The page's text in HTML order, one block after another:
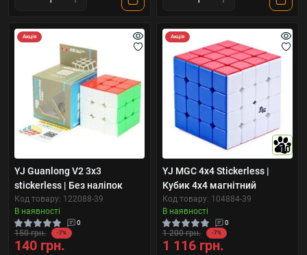
Акція
YJ Guanlong V2 3x3
stickerless | Без наліпок
Код товару: 122088-39
В наявності
0
150 грн. -7%
140 грн.
Акція
10
YJ MGC 4x4 Stickerless |
Кубик 4x4 магнітний
Код товару: 104884-39
В наявності
0
1 200 грн. -7%
1 116 грн.